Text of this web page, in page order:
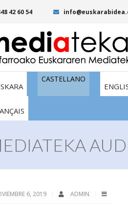
42 60 54
CASTELLANO
6, 2019 ADMIN